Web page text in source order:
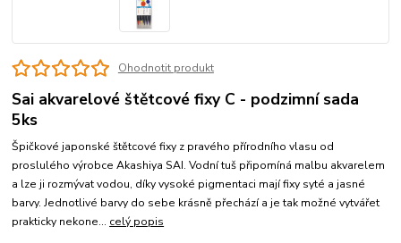
Ohodnotit produkt
Sai akvarelové štětcové fixy C - podzimní sada
5ks
Špičkové japonské štětcové fixy z pravého přírodního vlasu od
proslulého výrobce Akashiya SAI. Vodní tuš připomíná malbu akvarelem
a lze ji rozmývat vodou, díky vysoké pigmentaci mají fixy syté a jasné
barvy. Jednotlivé barvy do sebe krásně přechází a je tak možné vytvářet
prakticky nekone... celý popis